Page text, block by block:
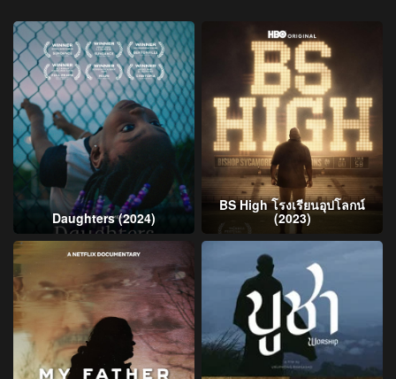
Daughters (2024)
BS High โรงเรียนอุปโลกน์
(2023)